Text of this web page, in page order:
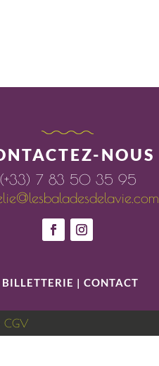
NOUS
(+33) 7 83 50 35 95
BILLETTERIE | CONTACT
CGV